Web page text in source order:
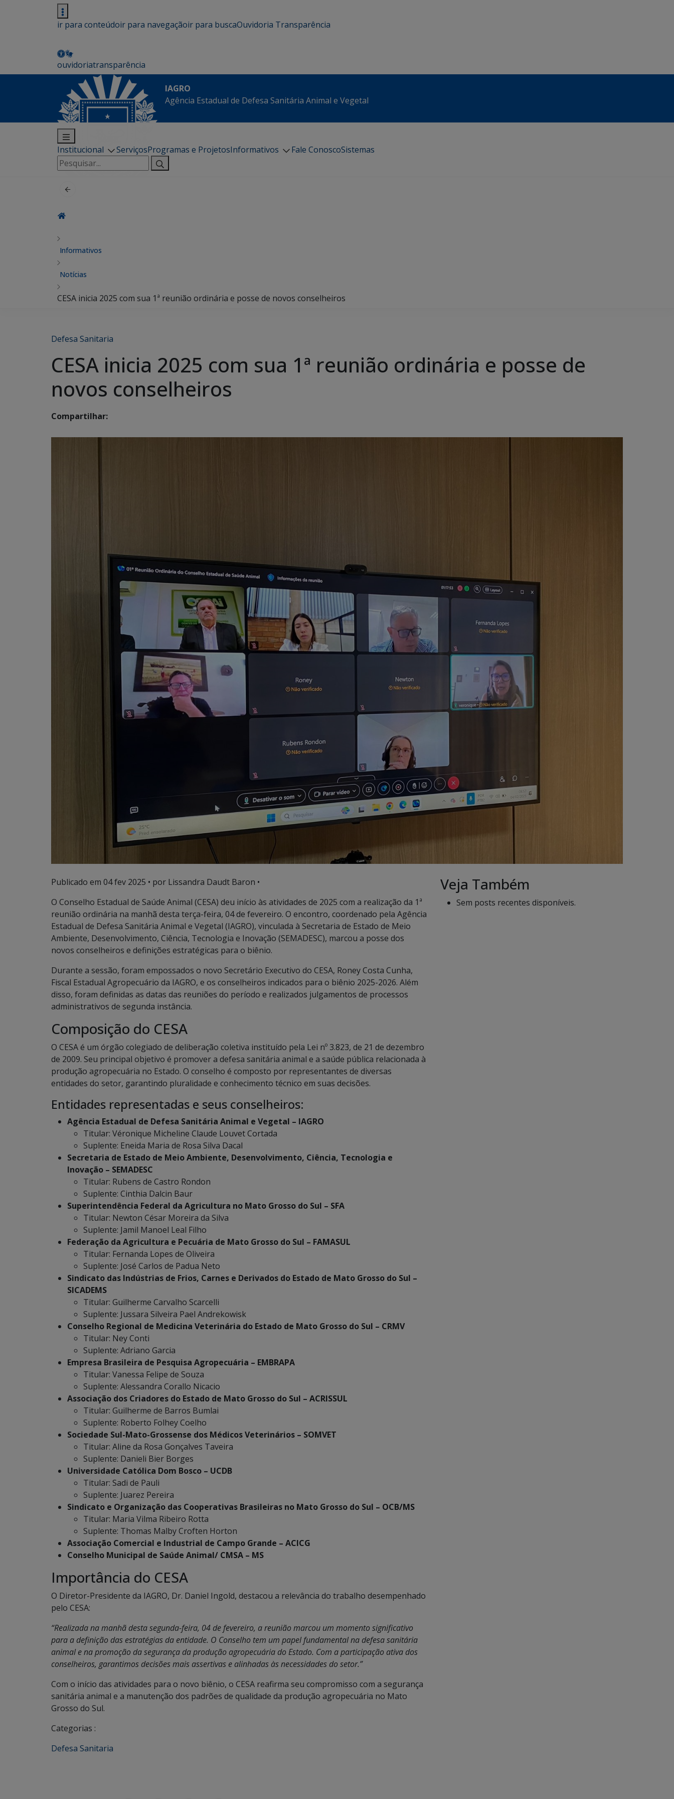
ir para conteúdoir para navegaçãoir para buscaOuvidoria Transparência
ouvidoriatransparência
IAGRO
Agência Estadual de Defesa Sanitária Animal e Vegetal
Institucional ServiçosProgramas e ProjetosInformativos Fale ConoscoSistemas
Pesquisar
por:
Informativos
Notícias
CESA inicia 2025 com sua 1ª reunião ordinária e posse de novos conselheiros
Defesa Sanitaria
CESA inicia 2025 com sua 1ª reunião ordinária e posse de
novos conselheiros
Compartilhar:
Publicado em 04 fev 2025 • por Lissandra Daudt Baron •
O Conselho Estadual de Saúde Animal (CESA) deu início às atividades de 2025 com a realização da 1ª
reunião ordinária na manhã desta terça-feira, 04 de fevereiro. O encontro, coordenado pela Agência
Estadual de Defesa Sanitária Animal e Vegetal (IAGRO), vinculada à Secretaria de Estado de Meio
Ambiente, Desenvolvimento, Ciência, Tecnologia e Inovação (SEMADESC), marcou a posse dos
novos conselheiros e definições estratégicas para o biênio.
Durante a sessão, foram empossados o novo Secretário Executivo do CESA, Roney Costa Cunha,
Fiscal Estadual Agropecuário da IAGRO, e os conselheiros indicados para o biênio 2025-2026. Além
disso, foram definidas as datas das reuniões do período e realizados julgamentos de processos
administrativos de segunda instância.
Composição do CESA
O CESA é um órgão colegiado de deliberação coletiva instituído pela Lei nº 3.823, de 21 de dezembro
de 2009. Seu principal objetivo é promover a defesa sanitária animal e a saúde pública relacionada à
produção agropecuária no Estado. O conselho é composto por representantes de diversas
entidades do setor, garantindo pluralidade e conhecimento técnico em suas decisões.
Entidades representadas e seus conselheiros:
Agência Estadual de Defesa Sanitária Animal e Vegetal – IAGRO
Titular: Véronique Micheline Claude Louvet Cortada
Suplente: Eneida Maria de Rosa Silva Dacal
Secretaria de Estado de Meio Ambiente, Desenvolvimento, Ciência, Tecnologia e
Inovação – SEMADESC
Titular: Rubens de Castro Rondon
Suplente: Cinthia Dalcin Baur
Superintendência Federal da Agricultura no Mato Grosso do Sul – SFA
Titular: Newton César Moreira da Silva
Suplente: Jamil Manoel Leal Filho
Federação da Agricultura e Pecuária de Mato Grosso do Sul – FAMASUL
Titular: Fernanda Lopes de Oliveira
Suplente: José Carlos de Padua Neto
Sindicato das Indústrias de Frios, Carnes e Derivados do Estado de Mato Grosso do Sul –
SICADEMS
Titular: Guilherme Carvalho Scarcelli
Suplente: Jussara Silveira Pael Andrekowisk
Conselho Regional de Medicina Veterinária do Estado de Mato Grosso do Sul – CRMV
Titular: Ney Conti
Suplente: Adriano Garcia
Empresa Brasileira de Pesquisa Agropecuária – EMBRAPA
Titular: Vanessa Felipe de Souza
Suplente: Alessandra Corallo Nicacio
Associação dos Criadores do Estado de Mato Grosso do Sul – ACRISSUL
Titular: Guilherme de Barros Bumlai
Suplente: Roberto Folhey Coelho
Sociedade Sul-Mato-Grossense dos Médicos Veterinários – SOMVET
Titular: Aline da Rosa Gonçalves Taveira
Suplente: Danieli Bier Borges
Universidade Católica Dom Bosco – UCDB
Titular: Sadi de Pauli
Suplente: Juarez Pereira
Sindicato e Organização das Cooperativas Brasileiras no Mato Grosso do Sul – OCB/MS
Titular: Maria Vilma Ribeiro Rotta
Suplente: Thomas Malby Croften Horton
Associação Comercial e Industrial de Campo Grande – ACICG
Conselho Municipal de Saúde Animal/ CMSA – MS
Importância do CESA
O Diretor-Presidente da IAGRO, Dr. Daniel Ingold, destacou a relevância do trabalho desempenhado
pelo CESA:
“Realizada na manhã desta segunda-feira, 04 de fevereiro, a reunião marcou um momento significativo
para a definição das estratégias da entidade. O Conselho tem um papel fundamental na defesa sanitária
animal e na promoção da segurança da produção agropecuária do Estado. Com a participação ativa dos
conselheiros, garantimos decisões mais assertivas e alinhadas às necessidades do setor.”
Com o início das atividades para o novo biênio, o CESA reafirma seu compromisso com a segurança
sanitária animal e a manutenção dos padrões de qualidade da produção agropecuária no Mato
Grosso do Sul.
Categorias :
Defesa Sanitaria
Veja Também
Sem posts recentes disponíveis.